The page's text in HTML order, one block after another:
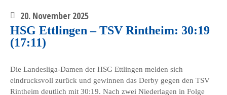
20. November 2025
HSG Ettlingen – TSV Rintheim: 30:19
(17:11)
Die Landesliga-Damen der HSG Ettlingen melden sich
eindrucksvoll zurück und gewinnen das Derby gegen den TSV
Rintheim deutlich mit 30:19. Nach zwei Niederlagen in Folge